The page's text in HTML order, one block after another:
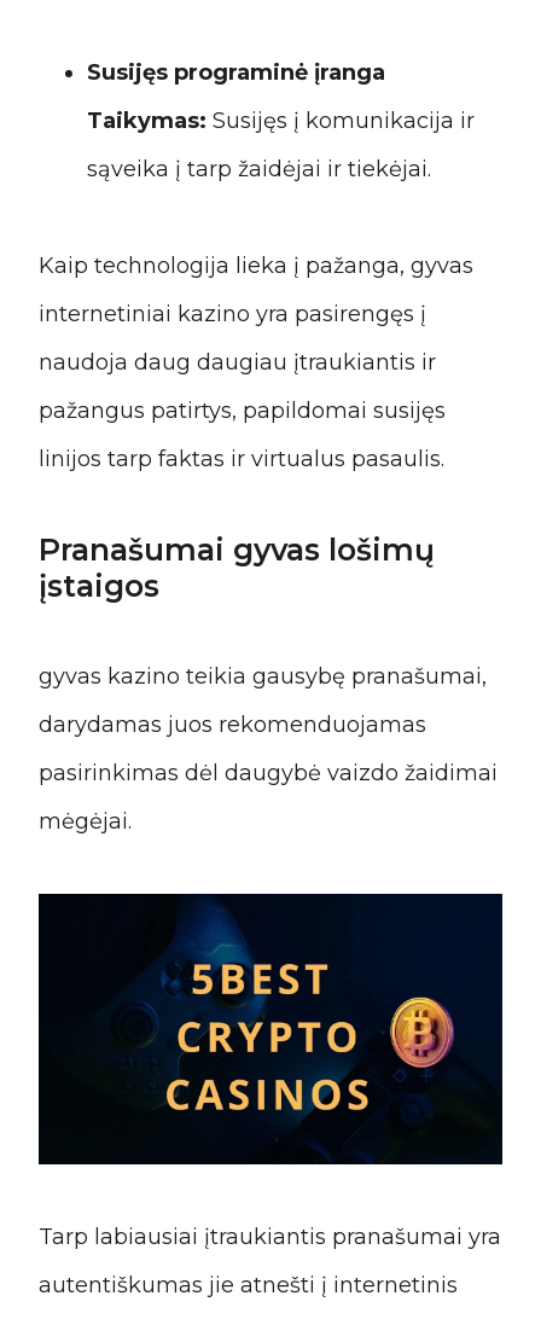
Susijęs programinė įranga
Taikymas: Susijęs į komunikacija ir
sąveika į tarp žaidėjai ir tiekėjai.
Kaip technologija lieka į pažanga, gyvas
internetiniai kazino yra pasirengęs į
naudoja daug daugiau įtraukiantis ir
pažangus patirtys, papildomai susijęs
linijos tarp faktas ir virtualus pasaulis.
Pranašumai gyvas lošimų
įstaigos
gyvas kazino teikia gausybę pranašumai,
darydamas juos rekomenduojamas
pasirinkimas dėl daugybė vaizdo žaidimai
mėgėjai.
Tarp labiausiai įtraukiantis pranašumai yra
autentiškumas jie atnešti į internetinis